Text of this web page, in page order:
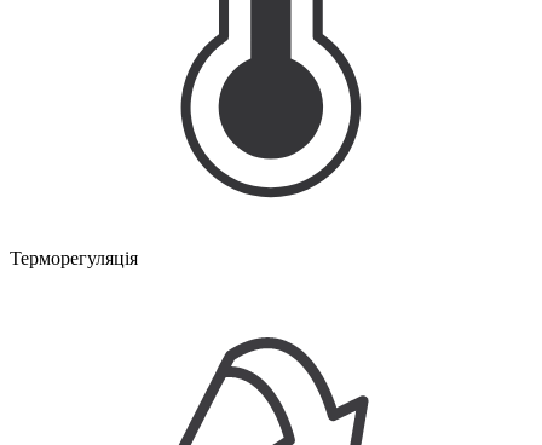
Терморегуляція